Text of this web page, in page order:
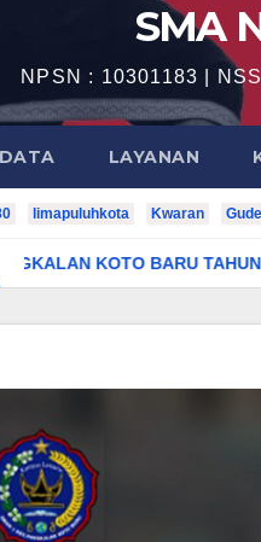
SMA
NPSN : 10301183 |
DATA LAYANAN
limapuluhkota Kwaran
BARU TAHUN AJARAN